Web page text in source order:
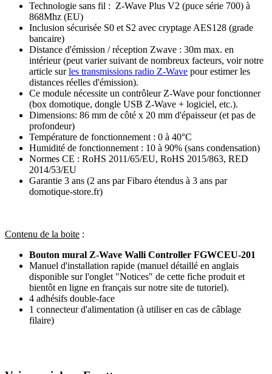
Technologie sans fil : Z-Wave Plus V2 (puce série 700) à
868Mhz (EU)
Inclusion sécurisée S0 et S2 avec cryptage AES128 (grade
bancaire)
Distance d'émission / réception Zwave : 30m max. en
intérieur (peut varier suivant de nombreux facteurs, voir notre
article surles transmissions radio Z-Wave pour estimer les
distances réelles d'émission).
Ce module nécessite un contrôleur Z-Wave pour fonctionner
(box domotique, dongle USB Z-Wave + logiciel, etc.).
Dimensions: 86 mm de côté x 20 mm d'épaisseur (et pas de
profondeur)
Température de fonctionnement : 0 à 40°C
Humidité de fonctionnement : 10 à 90% (sans condensation)
Normes CE : RoHS 2011/65/EU, RoHS 2015/863, RED
2014/53/EU
Garantie 3 ans (2 ans par Fibaro étendus à 3 ans par
domotique-store.fr)
Contenu de la boite :
Bouton mural Z-Wave Walli Controller FGWCEU-201
Manuel d'installation rapide (manuel détaillé en anglais
disponible sur l'onglet "Notices" de cette fiche produit et
bientôt en ligne en français sur notre site de tutoriel).
4 adhésifs double-face
1 connecteur d'alimentation (à utiliser en cas de câblage
filaire)